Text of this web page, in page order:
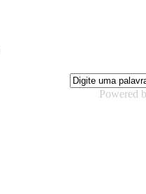
Powered